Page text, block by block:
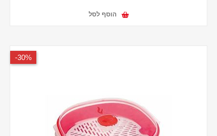
הוסף לסל
30%-